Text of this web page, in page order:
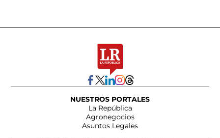
NUESTROS PORTALES
La República
Agronegocios
Asuntos Legales